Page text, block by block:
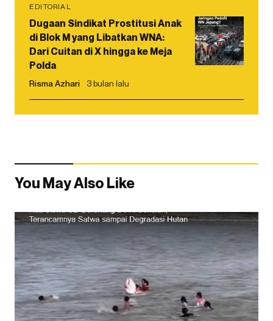
EDITORIAL
Dugaan Sindikat Prostitusi Anak
di Blok M yang Libatkan WNA:
Dari Cuitan di X hingga ke Meja
Polda
Risma Azhari 3 bulan lalu
You May Also Like